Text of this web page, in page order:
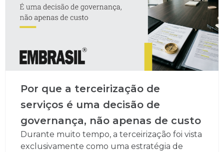
Por que a terceirização de
serviços é uma decisão de
governança, não apenas de custo
Durante muito tempo, a terceirização foi vista
exclusivamente como uma estratégia de